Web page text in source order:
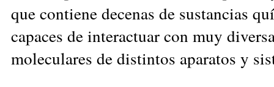
que contiene decenas de sustancias
capaces de interactuar con muy
moleculares de distintos aparatos y